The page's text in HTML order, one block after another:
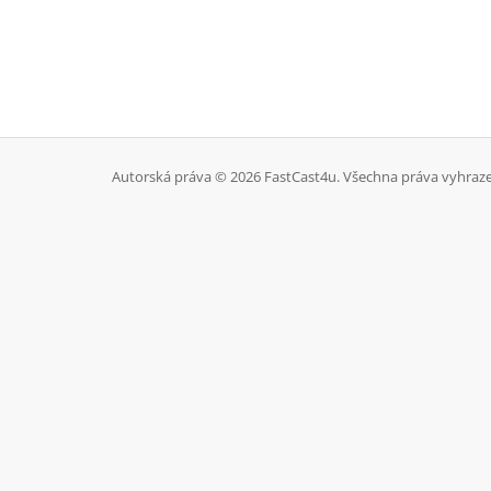
Autorská práva © 2026 FastCast4u. Všechna práva